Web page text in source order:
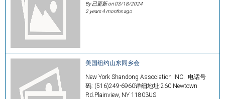
By 已更新 on03/18/2024
2 years 4 months ago
美国纽约山东同乡会
New York Shandong Association INC. 电话号
码: (516)249-6960详细地址:260 Newtown
Rd.Plainview, NY 11803US